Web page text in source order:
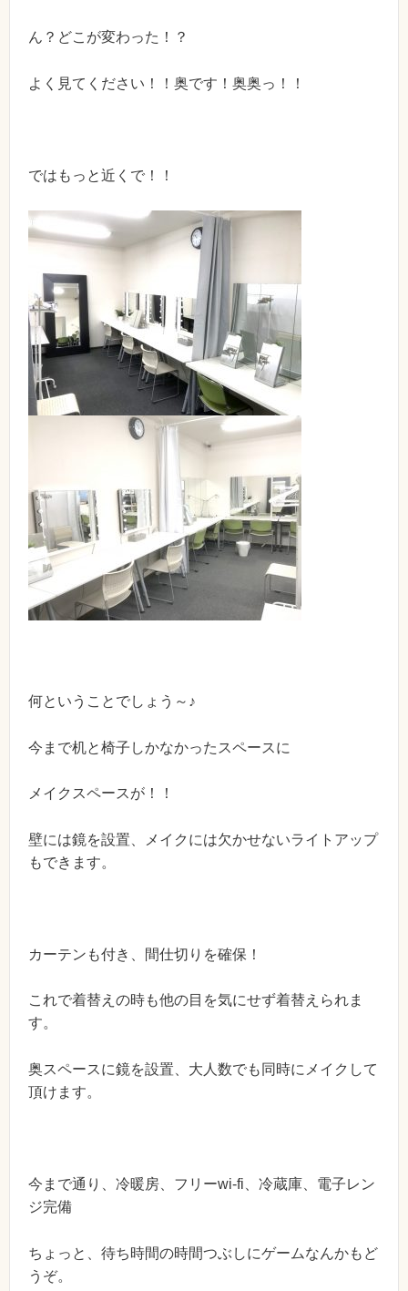
ん？どこが変わった！？
よく見てください！！奥です！奥奥っ！！
ではもっと近くで！！
何ということでしょう～♪
今まで机と椅子しかなかったスペースに
メイクスペースが！！
壁には鏡を設置、メイクには欠かせないライトアップ
もできます。
カーテンも付き、間仕切りを確保！
これで着替えの時も他の目を気にせず着替えられま
す。
奥スペースに鏡を設置、大人数でも同時にメイクして
頂けます。
今まで通り、冷暖房、フリーwi-fi、冷蔵庫、電子レン
ジ完備
ちょっと、待ち時間の時間つぶしにゲームなんかもど
うぞ。